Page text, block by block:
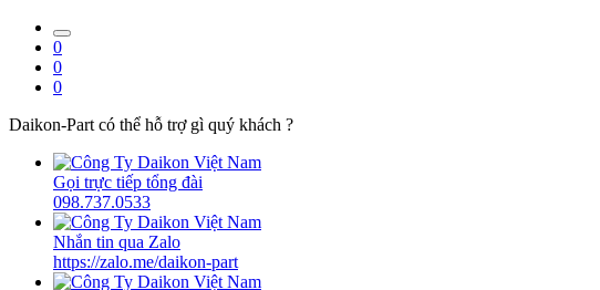
0
0
0
Daikon-Part có thể hỗ trợ gì quý khách ?
Gọi trực tiếp tổng đài
098.737.0533
Nhắn tin qua Zalo
https://zalo.me/daikon-part